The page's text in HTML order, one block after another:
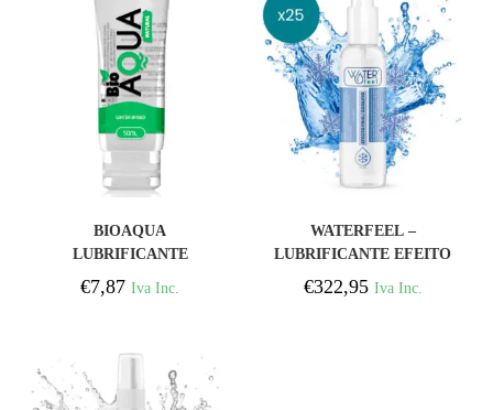
BIOAQUA
LUBRIFICANTE
INGREDIENTES
NATURAIS À BASE DE
€7,87 Iva Inc.
WATERFEEL –
LUBRIFICANTE EFEITO
FRIO 150 ML PACK 25
UNIDADES
€322,95 Iva Inc.